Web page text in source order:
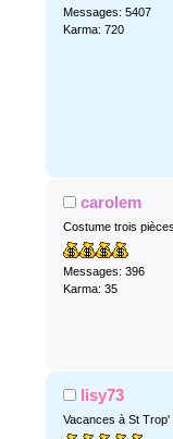
Messages: 5407
Karma: 720
carolem
Costume trois
Messages: 396
Karma: 35
lisy73
Vacances à St Trop'